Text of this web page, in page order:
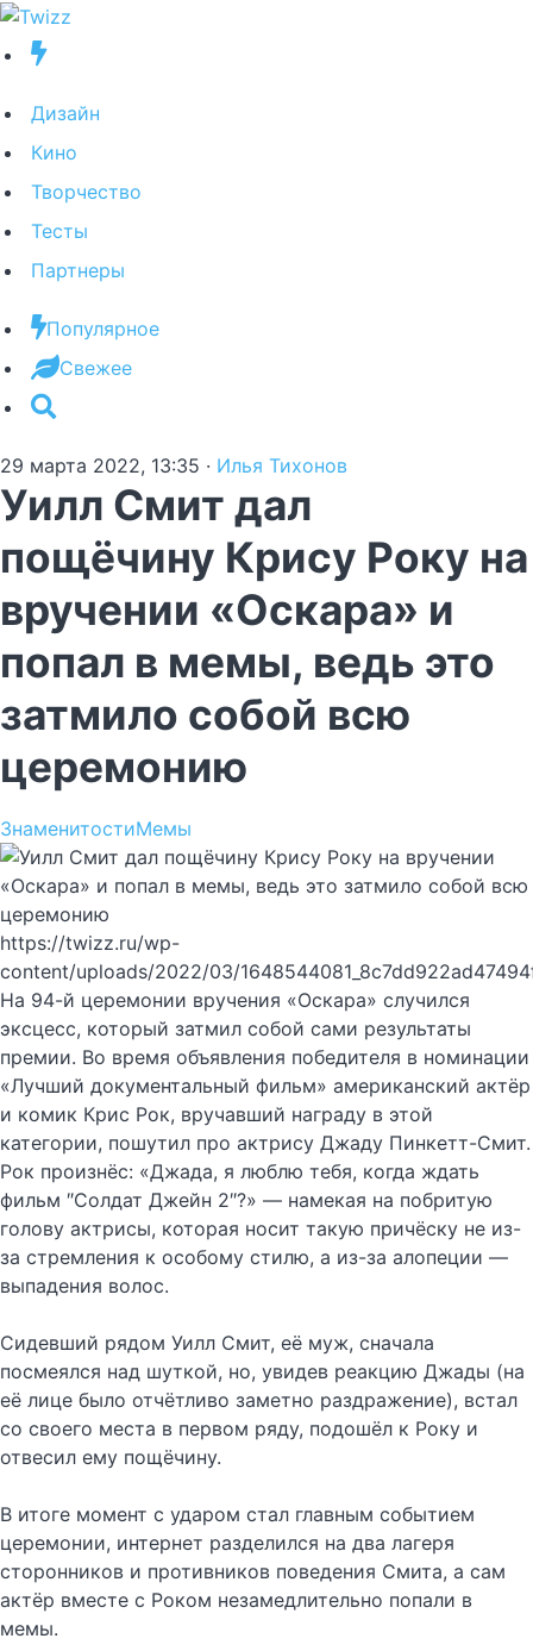
Дизайн
Кино
Творчество
Тесты
Партнеры
Популярное
Свежее
29 марта 2022, 13:35 · Илья Тихонов
Уилл Смит дал
пощёчину Крису Року на
вручении «Оскара» и
попал в мемы, ведь это
затмило собой всю
церемонию
ЗнаменитостиМемы
https://twizz.ru/wp-
content/uploads/2022/03/
На 94-й церемонии вручения «Оскара» случился
эксцесс, который затмил собой сами результаты
премии. Во время объявления победителя в номинации
«Лучший документальный фильм» американский актёр
и комик Крис Рок, вручавший награду в этой
категории, пошутил про актрису Джаду Пинкетт-Смит.
Рок произнёс: «Джада, я люблю тебя, когда ждать
фильм ″Солдат Джейн 2″?» — намекая на побритую
голову актрисы, которая носит такую причёску не из-
за стремления к особому стилю, а из-за алопеции —
выпадения волос.
Сидевший рядом Уилл Смит, её муж, сначала
посмеялся над шуткой, но, увидев реакцию Джады (на
её лице было отчётливо заметно раздражение), встал
со своего места в первом ряду, подошёл к Року и
отвесил ему пощёчину.
В итоге момент с ударом стал главным событием
церемонии, интернет разделился на два лагеря
сторонников и противников поведения Смита, а сам
актёр вместе с Роком незамедлительно попали в
мемы.